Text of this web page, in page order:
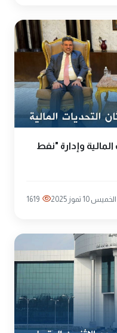
وإدارة "نفط
الخميس 10 تموز 2025 1619